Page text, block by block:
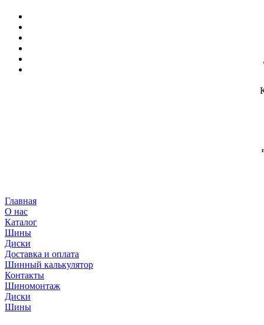
Главная
О нас
Каталог
Шины
Диски
Доставка и оплата
Шинный калькулятор
Контакты
Шиномонтаж
Диски
Шины